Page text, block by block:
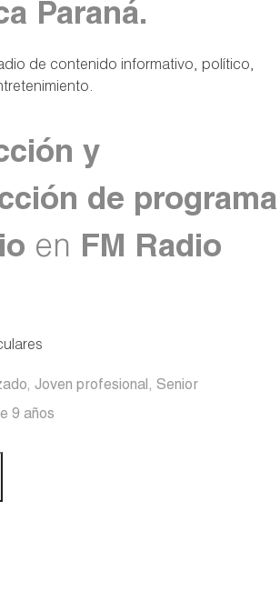
Paraná.
de contenido informativo, político,
y
de programa
en FM Radio
Joven profesional, Senior
9 años